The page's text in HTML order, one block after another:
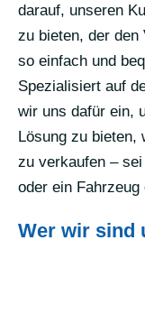
darauf, unseren
zu bieten, der den
so einfach und
Spezialisiert auf
wir uns dafür ein,
Lösung zu bieten,
zu verkaufen –
oder ein
Wer wir sind